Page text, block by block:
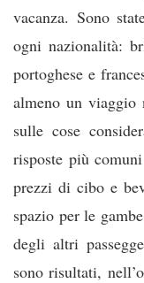
vacanza. Sono
ogni nazionalità:
portoghese e
almeno un
sulle cose
risposte più
prezzi di cibo e
spazio per le
degli altri
sono risultati,